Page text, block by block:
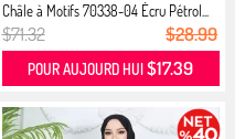
Châle à Motifs 70338-04 Écru Pétrol...
$71.32 $28.99
POUR AUJOURD HUI$17.39